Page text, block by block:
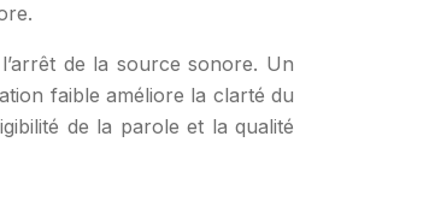
de la source sonore. Un
faible améliore la clarté du
de la parole et la qualité